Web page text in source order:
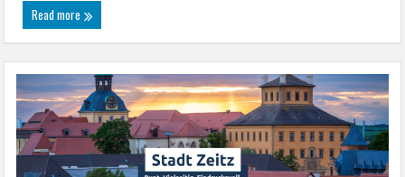
Read more